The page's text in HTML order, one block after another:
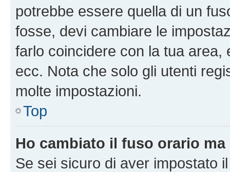
potrebbe essere quella di un
fosse, devi cambiare le
farlo coincidere con la tua area,
ecc. Nota che solo gli utenti
molte impostazioni.
Top
Ho cambiato il fuso orario ma
Se sei sicuro di aver impostato